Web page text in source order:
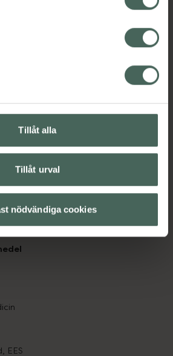
Tillåt alla
Tillåt urval
nödvändiga cookies
här för dig. Du hittar oss från Skåne i
du är så är det vårt uppdrag att
lite bättre. Välkommen att prata
retur
EES